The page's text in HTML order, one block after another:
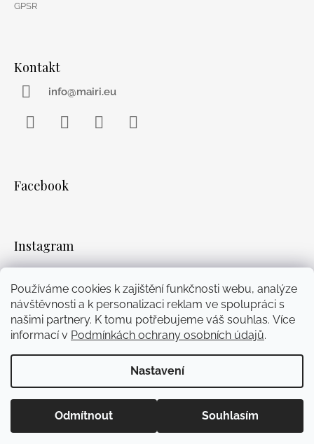
Používáme cookies k zajištění funkčnosti webu, analýze
návštěvnosti a k personalizaci reklam ve spolupráci s
našimi partnery. K tomu potřebujeme váš souhlas. Více
informací v Podmínkách ochrany osobních údajů.
Nastavení
Odmítnout Souhlasím
GPSR
Kontakt
info@mairi.eu
Facebook
Instagram
Přijímáme online platby
Vytvořil Shoptet
© 2026 Mairi. Všechna práva
vyhrazena.Upravit nastavení cookies